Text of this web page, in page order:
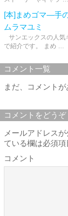
[本]まめゴマ―手
ムラマユミ
サンエックスの人
で紹介です。 まめ ...
コメント一覧
まだ、コメント
コメントをどうぞ
メールアドレス
ている欄は必須項
コメント